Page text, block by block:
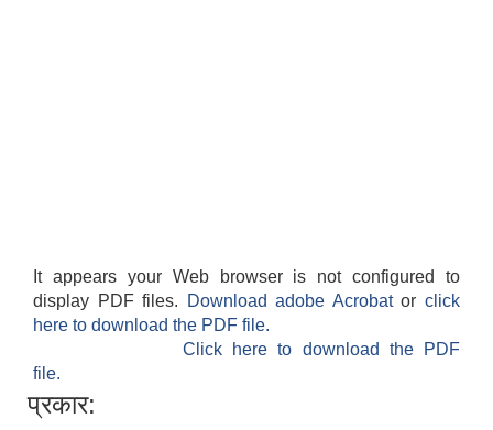
It appears your Web browser is not configured to
display PDF files.
Download adobe Acrobatorclick
here to download the PDF file.
Click here to download the PDF
file.
प्रकार: